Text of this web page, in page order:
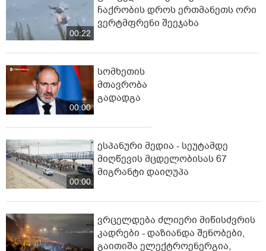
00:22
ჩაქრობის დროს ერთმანეთს ორი
ვერტმფრენი შეეჯახა
00:00
სომხეთის
მთავრობა
გადადგა
00:00
ესპანური მედია - სეუტამდე
მიღწევის მცდელობისას 67
მიგრანტი დაიღუპა
ვრცელდება ძლიერი მიწისძვრის
კადრები - დაზიანდა შენობები,
გაითიშა ელექტროენერგია,